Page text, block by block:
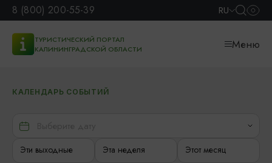
8 (800) 200-55-39 RU
ТУРИСТИЧЕСКИЙ ПОРТАЛ
КАЛИНИНГРАДСКОЙ ОБЛАСТИ
Меню
КАЛЕНДАРЬ СОБЫТИЙ
Эти выходные Эта неделя Этот месяц